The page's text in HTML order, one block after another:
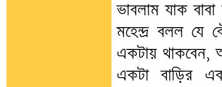
ভাবলাম যাক
মহেন্দ্র বলল যে
একটায় থাকবেন,
একটা বাড়ির